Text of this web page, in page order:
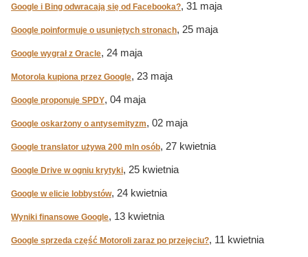
Google i Bing odwracają się od Facebooka?, 31 maja
Google poinformuje o usuniętych stronach, 25 maja
Google wygrał z Oracle, 24 maja
Motorola kupiona przez Google, 23 maja
Google proponuje SPDY, 04 maja
Google oskarżony o antysemityzm, 02 maja
Google translator używa 200 mln osób, 27 kwietnia
Google Drive w ogniu krytyki, 25 kwietnia
Google w elicie lobbystów, 24 kwietnia
Wyniki finansowe Google, 13 kwietnia
Google sprzeda część Motoroli zaraz po przejęciu?, 11 kwietnia